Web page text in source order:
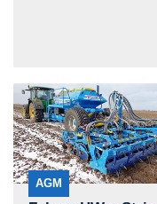
AGM